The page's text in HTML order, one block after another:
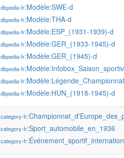
dbpedia-fr:Modèle:SWE-d
dbpedia-fr:Modèle:THA-d
dbpedia-fr:Modèle:ESP_(1931-1939)-d
dbpedia-fr:Modèle:GER_(1933-1945)-d
dbpedia-fr:Modèle:GER_(1945)-d
dbpedia-fr
dbpedia-fr
dbpedia-fr:Modèle:HUN_(1918-1945)-d
category-fr
category-fr:Sport_automobile_en_1936
category-fr